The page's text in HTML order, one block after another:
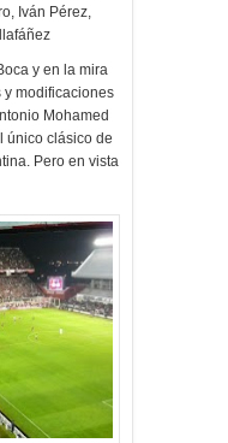
, Iván Pérez,
y en la mira
y modificaciones
Mohamed
único clásico de
Pero en vista